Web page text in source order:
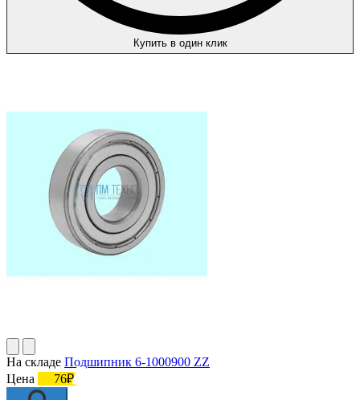
Купить в один клик
На складе Подшипник 6-1000900 ZZ
Цена
76₽